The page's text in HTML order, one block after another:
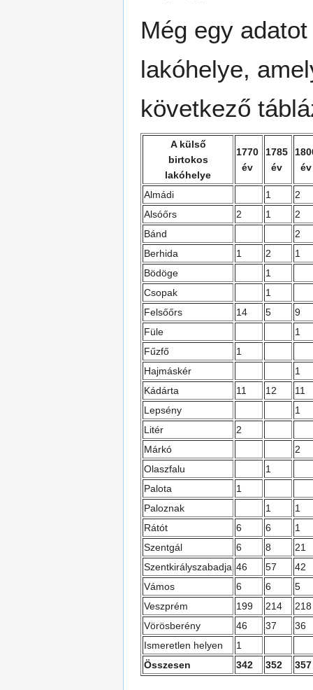
Még egy
lakóhelye,
következő
A külső
birtokos
lakóhelye
1770
év
1785
év
Almádi 1
2
Alsóőrs
2 1
2
Bánd
2
Berhida
1 2
1
Bödöge
1
Csopak
1
Felsőőrs
14 5
9
Füle
1
Fűzfő
1
Hajmáskér
1
Kádárta
11 12
11
Lepsény
1
Litér
2
Márkó
2
Olaszfalu
1
Palota
1
Paloznak
1
1
Rátót
6 6
1
Szentgál
6 8
21
Szentkirályszabadja 46 57
42
Vámos
6 6
5
Veszprém
199 214
218
Vörösberény
46 37
36
Ismeretlen helyen
1
Összesen
342 352 357